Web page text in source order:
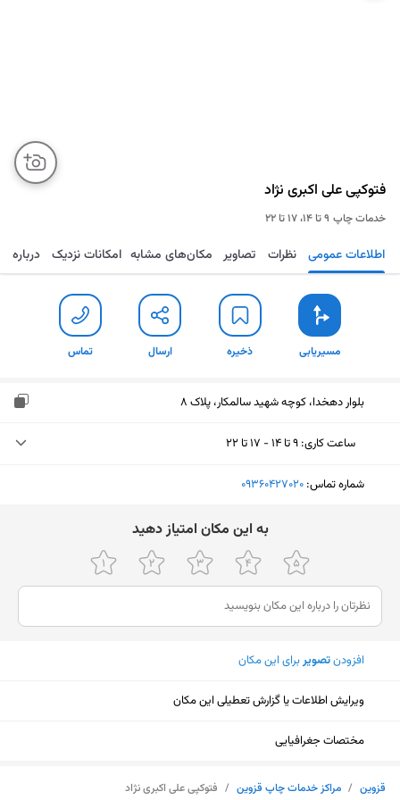
فتوکپی علی اکبری نژاد
خدمات چاپ ۹ تا ۱۴، ۱۷ تا ۲۲
مسیریابی ذخیره ارسال تماس اطلاعات عمومی نظرات تصاویر مکان‌های مشابه امکانات نزدیک درباره
مسیریابی ذخیره ارسال تماس
بلوار دهخدا، کوچه شهید سالمکار، پلاک 8
ساعت کاری: ۹ تا ۱۴ - ۱۷ تا ۲۲
دوشنبه (امروز)
۹ تا ۱۴ - ۱۷ تا ۲۲
پنجشنبه
۹ تا ۱۴ - ۱۷ تا ۲۲
جمعه
۹ تا ۱۴ - ۱۷ تا ۲۲
شنبه
یکشنبه
شماره تماس: ‎09360427020
ﺑﻪ اﯾﻦ ﻣﮑﺎن اﻣﺘﯿﺎز دﻫﯿﺪ
افزودنتصویربرای این مکان
ویرایش اطلاعات یا گزارش تعطیلی این مکان
مختصات جغرافیایی
قزوین / مراکز خدمات چاپ قزوین / فتوکپی علی اکبری نژاد